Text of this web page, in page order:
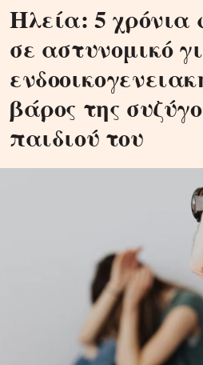
Ηλεία: 5 χρόνια
σε αστυνομικό
βάρος της
παιδιού του